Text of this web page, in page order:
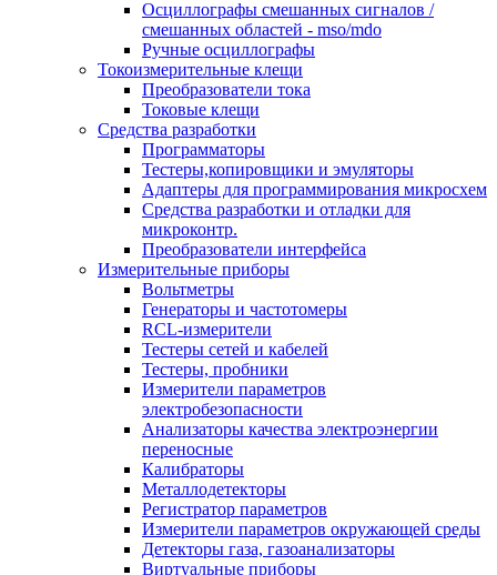
Осциллографы смешанных сигналов /
смешанных областей - mso/mdo
Ручные осциллографы
Токоизмерительные клещи
Преобразователи тока
Токовые клещи
Средства разработки
Программаторы
Тестеры,копировщики и эмуляторы
Адаптеры для программирования микросхем
Cредства разработки и отладки для
микроконтр.
Преобразователи интерфейса
Измерительные приборы
Вольтметры
Генераторы и частотомеры
RCL-измерители
Тестеры сетей и кабелей
Тестеры, пробники
Измерители параметров
электробезопасности
Анализаторы качества электроэнергии
переносные
Калибраторы
Металлодетекторы
Регистратор параметров
Измерители параметров окружающей среды
Детекторы газа, газоанализаторы
Виртуальные приборы